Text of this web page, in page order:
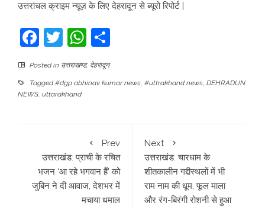
उत्तरांचल क्राइम न्यूज़ के लिए देहरादून से ब्यूरो रिपोर्ट |
Facebook
TwitterWhatsApp
Posted in उत्तराखण्ड, देहरादून
Tagged#dgp abhinav kumar news, #uttrakhand news, DEHRADUN
NEWS, uttarakhand
Prev
उत्तराखंड: प्राची के रचित
भजन ‘आ रहे भगवान हैं’ को
जुबिन ने दी आवाज, देशभर में
मचाया धमाल
Next
उत्तराखंड: चारधाम के
शीतकालीन गद्दीस्थलों में भी
राम नाम की धूम, फूल माला
और रंग-बिरंगी रोशनी से हुआ